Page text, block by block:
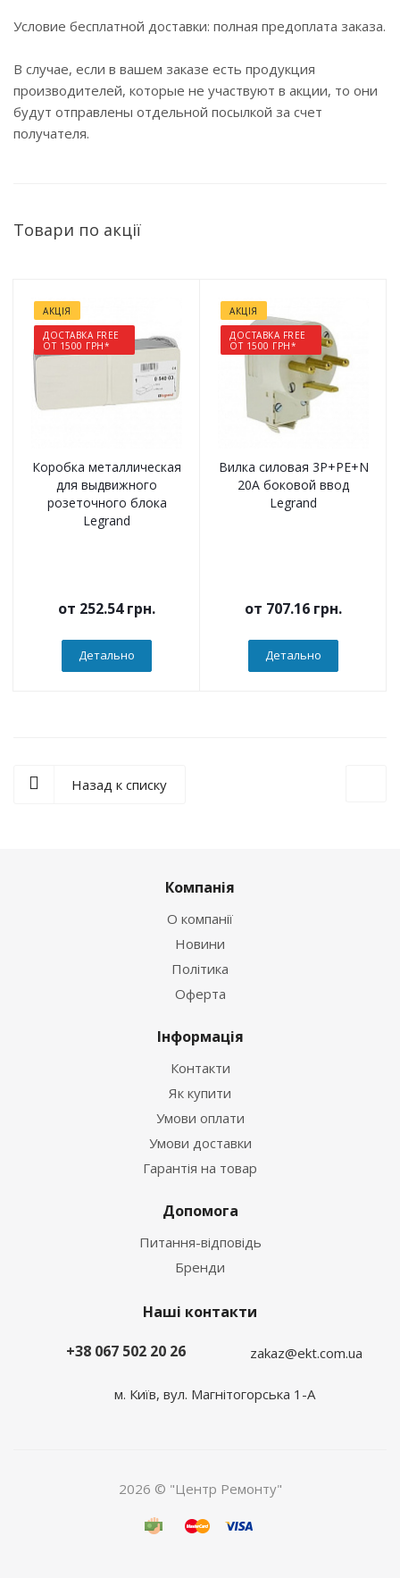
Условие бесплатной доставки: полная предоплата заказа.
В случае, если в вашем заказе есть продукция
производителей, которые не участвуют в акции, то они
будут отправлены отдельной посылкой за счет
получателя.
Товари по акції
АКЦІЯ
ДОСТАВКА FREE
ОТ 1500 ГРН*
Коробка металлическая
для выдвижного
розеточного блока
Legrand
от 252.54 грн.
Детально
АКЦІЯ
ДОСТАВКА FREE
ОТ 1500 ГРН*
Вилка силовая 3Р+РЕ+N
20А боковой ввод
Legrand
от 707.16 грн.
Детально
Назад к списку
Компанія
О компанії
Новини
Політика
Оферта
Інформація
Контакти
Як купити
Умови оплати
Умови доставки
Гарантія на товар
Допомога
Питання-відповідь
Бренди
Наші контакти
+38 067 502 20 26
zakaz@ekt.com.ua
м. Київ, вул. Магнітогорська 1-А
2026 © "Центр Ремонту"